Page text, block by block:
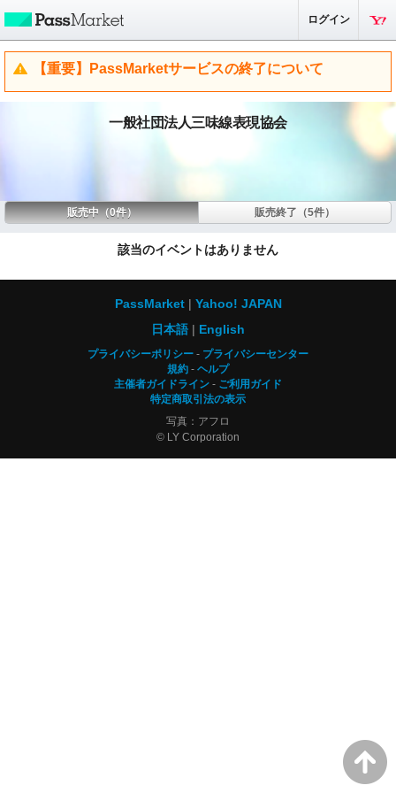
ログイン
【重要】PassMarketサービスの終了について
一般社団法人三味線表現協会
販売中（0件） 販売終了（5件）
該当のイベントはありません
PassMarket
Yahoo! JAPAN
日本語
English
プライバシーポリシー
プライバシーセンター
規約
ヘルプ
主催者ガイドライン
ご利用ガイド
特定商取引法の表示
写真：アフロ
© LY Corporation